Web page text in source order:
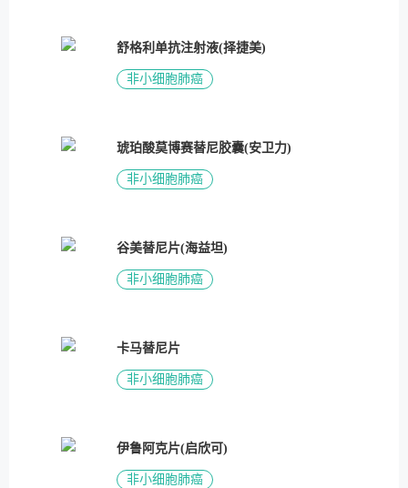
舒格利单抗注射液(择捷美)
非小细胞肺癌
琥珀酸莫博赛替尼胶囊(安卫力)
非小细胞肺癌
谷美替尼片(海益坦)
非小细胞肺癌
卡马替尼片
非小细胞肺癌
伊鲁阿克片(启欣可)
非小细胞肺癌